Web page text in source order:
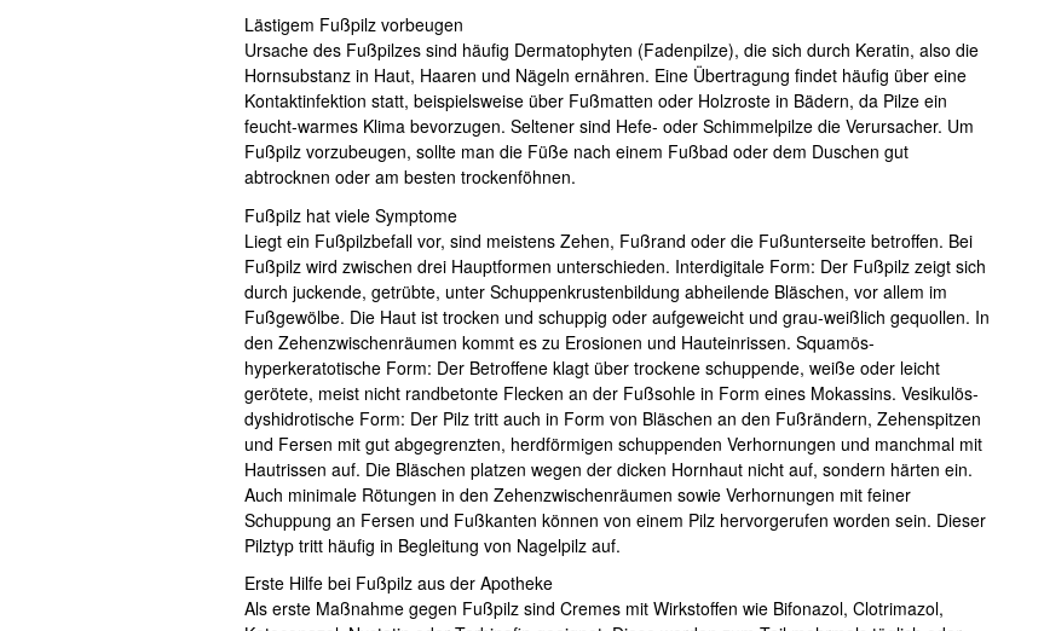
Lästigem Fußpilz vorbeugen
Ursache des Fußpilzes sind häufig Dermatophyten (Fadenpilze), die sich durch Keratin, also die
Hornsubstanz in Haut, Haaren und Nägeln ernähren. Eine Übertragung findet häufig über eine
Kontaktinfektion statt, beispielsweise über Fußmatten oder Holzroste in Bädern, da Pilze ein
feucht-warmes Klima bevorzugen. Seltener sind Hefe- oder Schimmelpilze die Verursacher. Um
Fußpilz vorzubeugen, sollte man die Füße nach einem Fußbad oder dem Duschen gut
abtrocknen oder am besten trockenföhnen.
Fußpilz hat viele Symptome
Liegt ein Fußpilzbefall vor, sind meistens Zehen, Fußrand oder die Fußunterseite betroffen. Bei
Fußpilz wird zwischen drei Hauptformen unterschieden. Interdigitale Form: Der Fußpilz zeigt sich
durch juckende, getrübte, unter Schuppenkrustenbildung abheilende Bläschen, vor allem im
Fußgewölbe. Die Haut ist trocken und schuppig oder aufgeweicht und grau-weißlich gequollen. In
den Zehenzwischenräumen kommt es zu Erosionen und Hauteinrissen. Squamös-
hyperkeratotische Form: Der Betroffene klagt über trockene schuppende, weiße oder leicht
gerötete, meist nicht randbetonte Flecken an der Fußsohle in Form eines Mokassins. Vesikulös-
dyshidrotische Form: Der Pilz tritt auch in Form von Bläschen an den Fußrändern, Zehenspitzen
und Fersen mit gut abgegrenzten, herdförmigen schuppenden Verhornungen und manchmal mit
Hautrissen auf. Die Bläschen platzen wegen der dicken Hornhaut nicht auf, sondern härten ein.
Auch minimale Rötungen in den Zehenzwischenräumen sowie Verhornungen mit feiner
Schuppung an Fersen und Fußkanten können von einem Pilz hervorgerufen worden sein. Dieser
Pilztyp tritt häufig in Begleitung von Nagelpilz auf.
Erste Hilfe bei Fußpilz aus der Apotheke
Als erste Maßnahme gegen Fußpilz sind Cremes mit Wirkstoffen wie Bifonazol, Clotrimazol,